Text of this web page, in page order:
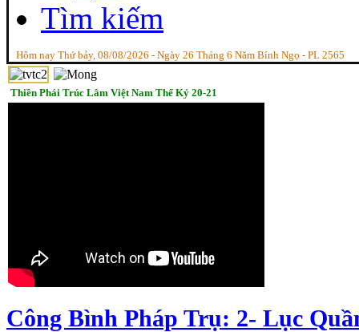
Tìm kiếm
Hôm nay Thứ bảy, 08/08/2026 - Ngày 26 Tháng 6 Năm Bính Ngọ - PL 2565
Thiền Phái Trúc Lâm Việt Nam Thế Kỷ 20-21
Công Bình Pháp Trụ: 2- Lục